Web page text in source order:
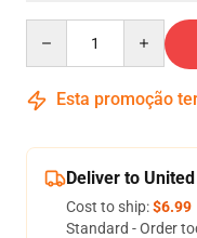
Esta promoção
Deliver to
Cost to ship:$6.99
Standard - Order